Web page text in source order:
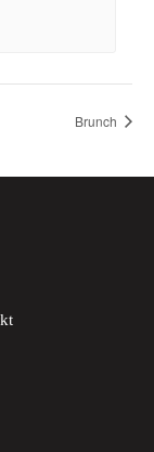
Brunch